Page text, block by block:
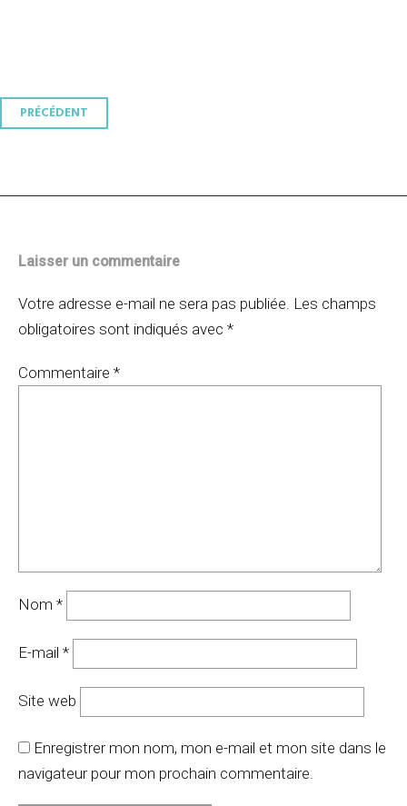
Navigation
PRÉCÉDENT
Laisser un commentaire
Votre adresse e-mail ne sera pas publiée. Les champs
obligatoires sont indiqués avec *
Commentaire *
Nom *
E-mail *
Site web
Enregistrer mon nom, mon e-mail et mon site dans le
navigateur pour mon prochain commentaire.